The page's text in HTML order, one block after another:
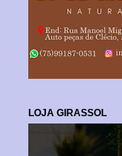
LOJA GIRASSOL